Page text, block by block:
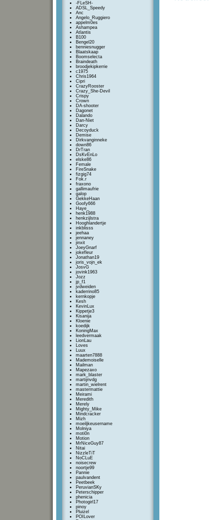
-FLeSH-
ADSL_Speedy
Anc
Angelo_Ruggiero
appelm0es
Ashampea
Atlantis
B100
Bengel20
benniesnugger
Blaatskaap
Boomselecta
Braindeath
broodjekipkerrie
c1975
Chris1964
Cipri
CrazyRooster
Crazy_She-Devil
Crispy
Crown
DA-shooter
Dagonet
Dalando
Dan-Niet
Darcy
Decoyduck
Demise
Dirkvanginneke
down86
DrTran
DsKvEnLo
elske86
Female
FireSnake
fizgig74
Fok.r
fraxono
gallimaufrie
galop
GekkeHaan
Goofy666
Haye_
henk1988
henkzijlstra
Hooghlandertje
inkblisss
jeehaa
jennaney
jinxit
JoeyGnarf
jokefleur
Jonathan19
joris_vojn_ek
JosvG
jovink1963
Jozz
jp_f1
jvdweiden
kaderrino85
kernkopje
Kesh
KevinLux
Kippetje3
Kisanija
Kloenie
koedijk
KoningMax
leedvermaak
LionLau
Loves
Luux
maarten7888
Mademoiselle
Mailman
Mapezaxo
mark_blaster
martijnvdg
martin_wielrent
mastermattie
Meirami
Meredith
Merely
Mighty_Mike
Mindcracker
Mizh
moeiljkeusername
Molniya
moti0n
Motion
MrNiceGuy87
Nitai
NizzleTiT
NoCLuE
noisecrew
noortje99
Pannie
paulvandent
Peetbeek
PeruvianSKy
Peterschipper
phenicia
Photogirl17
pinoy
Pluizel
POILover